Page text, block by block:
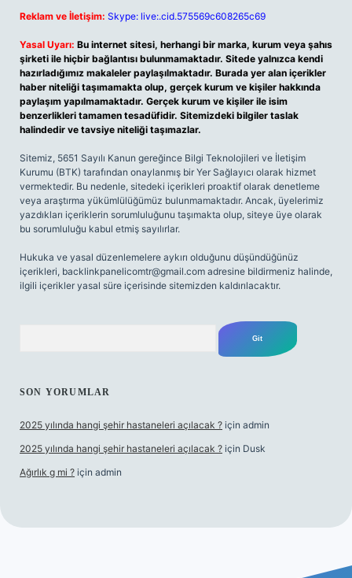
Reklam ve İletişim: Skype: live:.cid.575569c608265c69
Yasal Uyarı: Bu internet sitesi, herhangi bir marka, kurum veya şahıs
şirketi ile hiçbir bağlantısı bulunmamaktadır. Sitede yalnızca kendi
hazırladığımız makaleler paylaşılmaktadır. Burada yer alan içerikler
haber niteliği taşımamakta olup, gerçek kurum ve kişiler hakkında
paylaşım yapılmamaktadır. Gerçek kurum ve kişiler ile isim
benzerlikleri tamamen tesadüfidir. Sitemizdeki bilgiler taslak
halindedir ve tavsiye niteliği taşımazlar.
Sitemiz, 5651 Sayılı Kanun gereğince Bilgi Teknolojileri ve İletişim
Kurumu (BTK) tarafından onaylanmış bir Yer Sağlayıcı olarak hizmet
vermektedir. Bu nedenle, sitedeki içerikleri proaktif olarak denetleme
veya araştırma yükümlülüğümüz bulunmamaktadır. Ancak, üyelerimiz
yazdıkları içeriklerin sorumluluğunu taşımakta olup, siteye üye olarak
bu sorumluluğu kabul etmiş sayılırlar.
Hukuka ve yasal düzenlemelere aykırı olduğunu düşündüğünüz
içerikleri, backlinkpanelicomtr@gmail.com adresine bildirmeniz halinde,
ilgili içerikler yasal süre içerisinde sitemizden kaldırılacaktır.
SON YORUMLAR
2025 yılında hangi şehir hastaneleri açılacak ? için admin
2025 yılında hangi şehir hastaneleri açılacak ? için Dusk
Ağırlık g mi ? için admin